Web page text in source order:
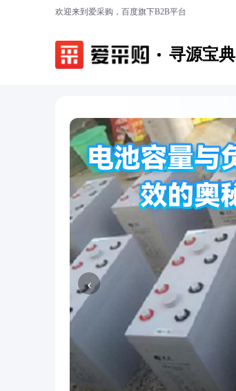
欢迎来到爱采购，百度旗下B2B平台
寻源宝典
‹